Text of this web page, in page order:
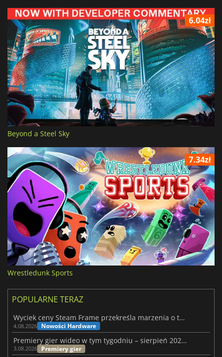
6.04zł
Beyond a Steel Sky
7.34zł
Wrestledunk Sports
POPULARNE TERAZ
Wyciek ceny Steam Frame przekreśla marzenia o tanim zestawie VR
4.08.2026 Nowości Hardware
Premiery gier wideo w tym tygodniu – sierpień 2026 r. (32. tydzień)
3.08.2026 Premiery gier